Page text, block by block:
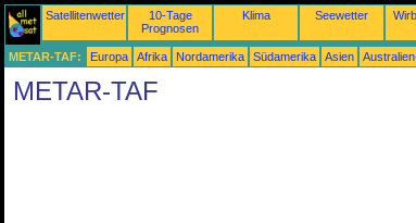
Satellitenwetter
10-Tage
Prognosen
Klima Seewetter
METAR-TAF: Europa Afrika Nordamerika Südamerika Asien
METAR-TAF